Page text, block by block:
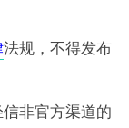
法规，不得发布
信非官方渠道的